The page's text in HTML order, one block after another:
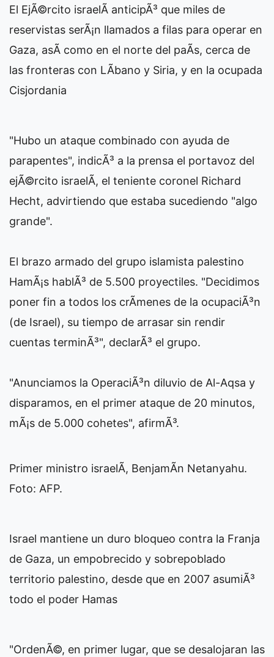
El EjÃ©rcito israelÃ­ anticipÃ³ que miles de
reservistas serÃ¡n llamados a filas para operar en
Gaza, asÃ­ como en el norte del paÃ­s, cerca de
las fronteras con LÃ­bano y Siria, y en la ocupada
Cisjordania
"Hubo un ataque combinado con ayuda de
parapentes", indicÃ³ a la prensa el portavoz del
ejÃ©rcito israelÃ­, el teniente coronel Richard
Hecht, advirtiendo que estaba sucediendo "algo
grande".
El brazo armado del grupo islamista palestino
HamÃ¡s hablÃ³ de 5.500 proyectiles. "Decidimos
poner fin a todos los crÃ­menes de la ocupaciÃ³n
(de Israel), su tiempo de arrasar sin rendir
cuentas terminÃ³", declarÃ³ el grupo.
"Anunciamos la OperaciÃ³n diluvio de Al-Aqsa y
disparamos, en el primer ataque de 20 minutos,
mÃ¡s de 5.000 cohetes", afirmÃ³.
Primer ministro israelÃ­, BenjamÃ­n Netanyahu.
Foto: AFP.
Israel mantiene un duro bloqueo contra la Franja
de Gaza, un empobrecido y sobrepoblado
territorio palestino, desde que en 2007 asumiÃ³
todo el poder Hamas
"OrdenÃ©, en primer lugar, que se desalojaran las